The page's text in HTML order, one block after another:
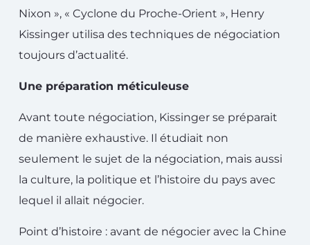
Nixon », « Cyclone du Proche-Orient », Henry
Kissinger utilisa des techniques de négociation
toujours d’actualité.
Une préparation méticuleuse
Avant toute négociation, Kissinger se préparait
de manière exhaustive. Il étudiait non
seulement le sujet de la négociation, mais aussi
la culture, la politique et l’histoire du pays avec
lequel il allait négocier.
Point d’histoire : avant de négocier avec la Chine